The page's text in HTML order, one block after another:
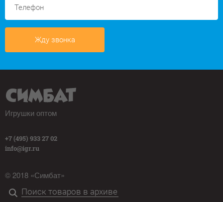
Жду звонка
Игрушки оптом
+7 (495) 933 27 02
info@igr.ru
© 2018 «Симбат»